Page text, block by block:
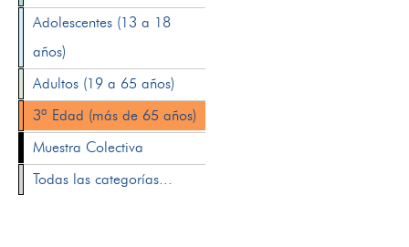
Adolescentes (13 a 18
años)
Adultos (19 a 65 años)
3ª Edad (más de 65 años)
Muestra Colectiva
Todas las categorías...